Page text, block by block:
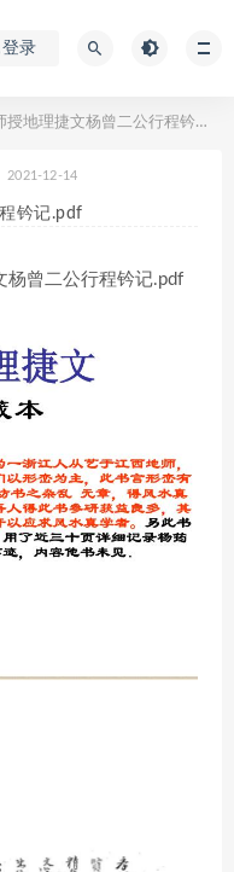
登录
地理捷文杨曾二公行程钤记.pdf
2021-12-14
钤记.pdf
杨曾二公行程钤记.pdf